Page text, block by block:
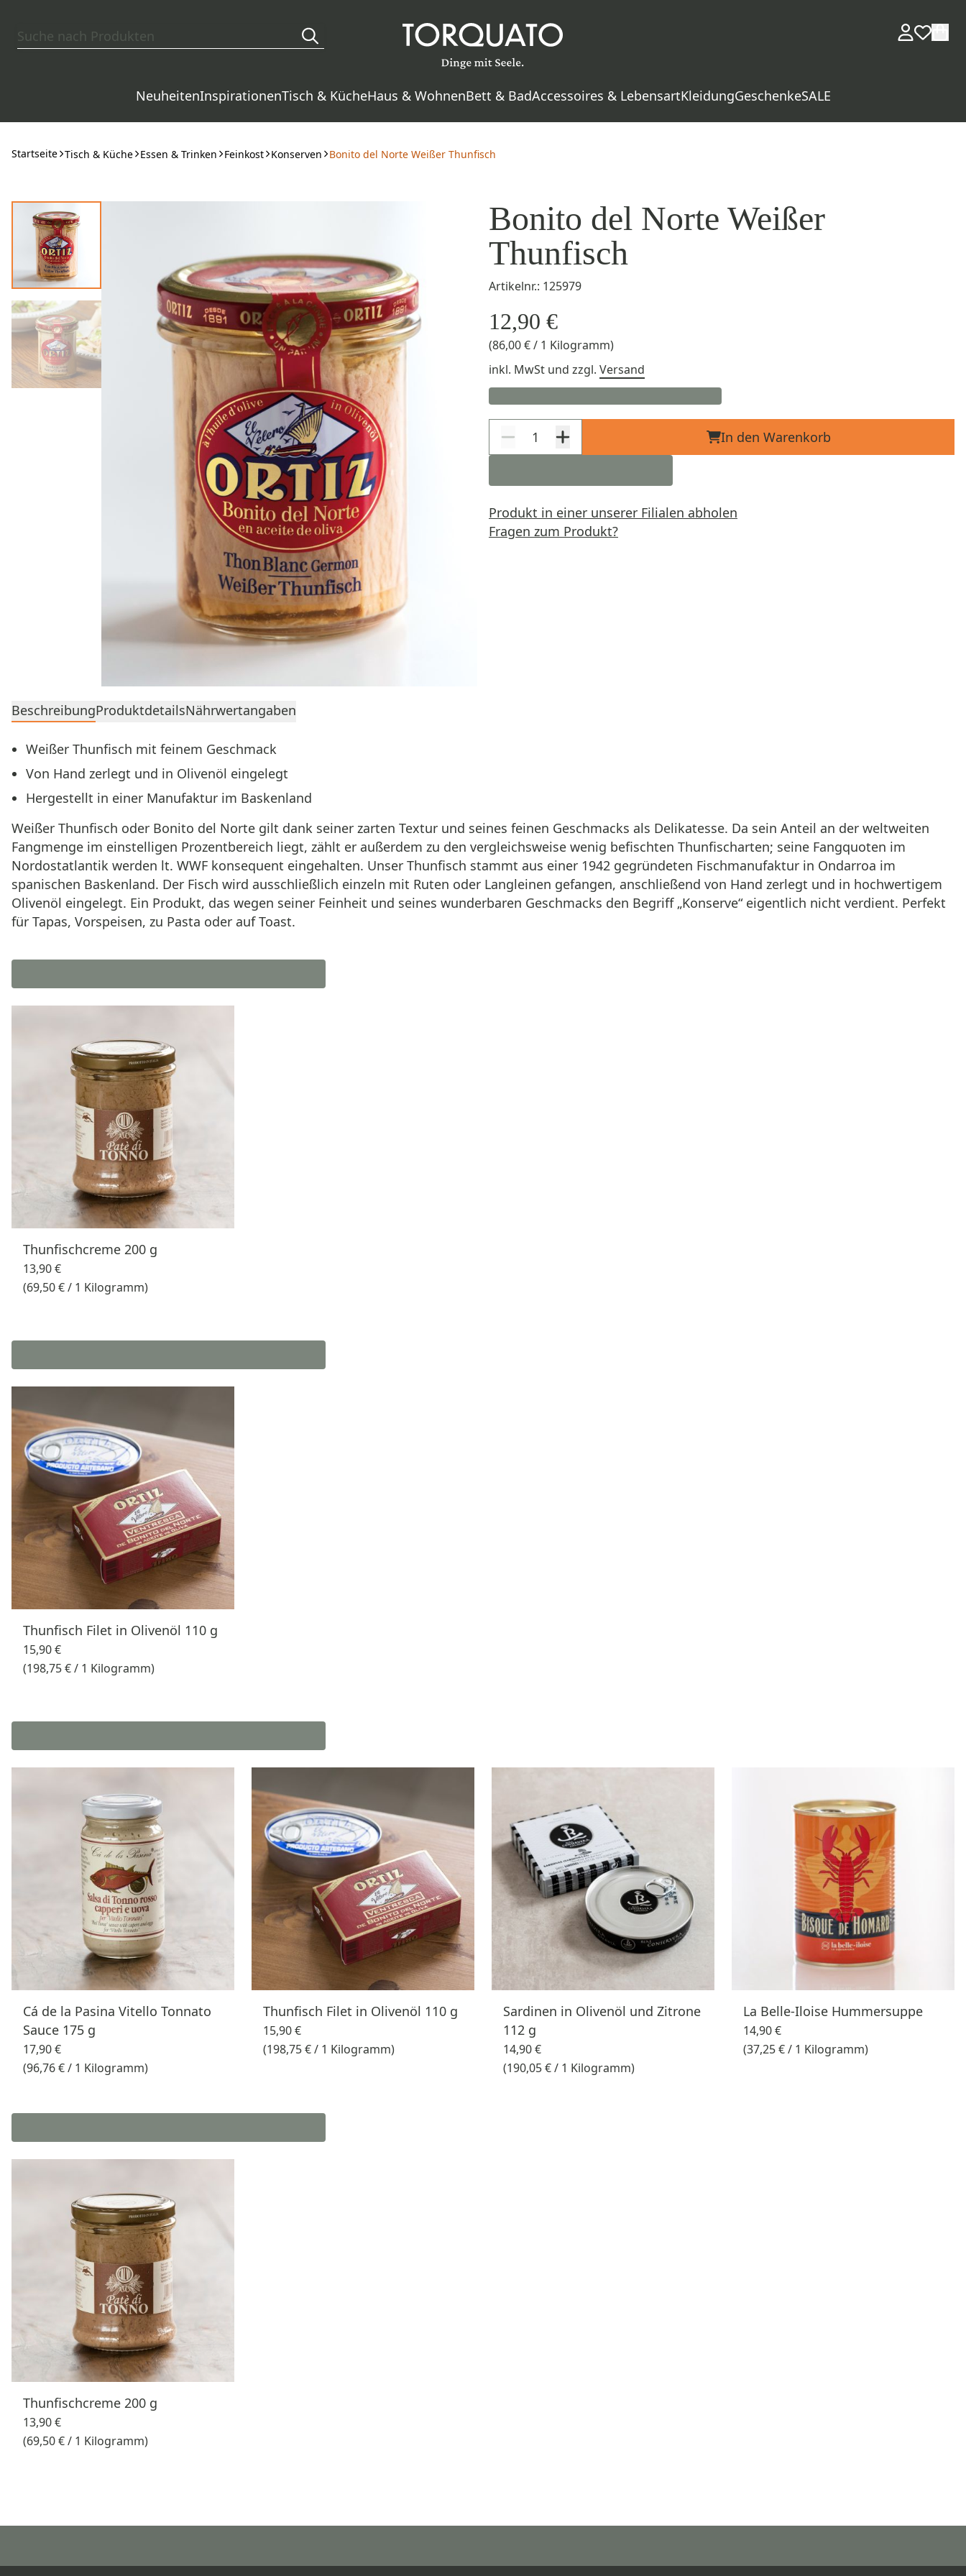
NeuheitenInspirationenTisch & KücheHaus & WohnenBett & BadAccessoires & LebensartKleidungGeschenkeSALE
Startseite Tisch & Küche Essen & Trinken Feinkost Konserven Bonito del Norte Weißer Thunfisch
Bonito del Norte Weißer
Thunfisch
Artikelnr.: 125979
12,90 €
(86,00 € / 1 Kilogramm)
inkl. MwSt und zzgl. Versand
In den Warenkorb
Produkt in einer unserer Filialen abholen
Fragen zum Produkt?
BeschreibungProduktdetailsNährwertangaben
Weißer Thunfisch mit feinem Geschmack
Von Hand zerlegt und in Olivenöl eingelegt
Hergestellt in einer Manufaktur im Baskenland
Weißer Thunfisch oder Bonito del Norte gilt dank seiner zarten Textur und seines feinen Geschmacks als Delikatesse. Da sein Anteil an der weltweiten
Fangmenge im einstelligen Prozentbereich liegt, zählt er außerdem zu den vergleichsweise wenig befischten Thunfischarten; seine Fangquoten im
Nordostatlantik werden lt. WWF konsequent eingehalten. Unser Thunfisch stammt aus einer 1942 gegründeten Fischmanufaktur in Ondarroa im
spanischen Baskenland. Der Fisch wird ausschließlich einzeln mit Ruten oder Langleinen gefangen, anschließend von Hand zerlegt und in hochwertigem
Olivenöl eingelegt. Ein Produkt, das wegen seiner Feinheit und seines wunderbaren Geschmacks den Begriff „Konserve“ eigentlich nicht verdient. Perfekt
für Tapas, Vorspeisen, zu Pasta oder auf Toast.
Thunfischcreme 200 g
13,90 €
(69,50 € / 1 Kilogramm)
Thunfisch Filet in Olivenöl 110 g
15,90 €
(198,75 € / 1 Kilogramm)
Cá de la Pasina Vitello Tonnato
Sauce 175 g
17,90 €
(96,76 € / 1 Kilogramm)
Thunfisch Filet in Olivenöl 110 g
15,90 €
(198,75 € / 1 Kilogramm)
Sardinen in Olivenöl und Zitrone
112 g
14,90 €
(190,05 € / 1 Kilogramm)
La Belle-Iloise Hummersuppe
14,90 €
(37,25 € / 1 Kilogramm)
Thunfischcreme 200 g
13,90 €
(69,50 € / 1 Kilogramm)